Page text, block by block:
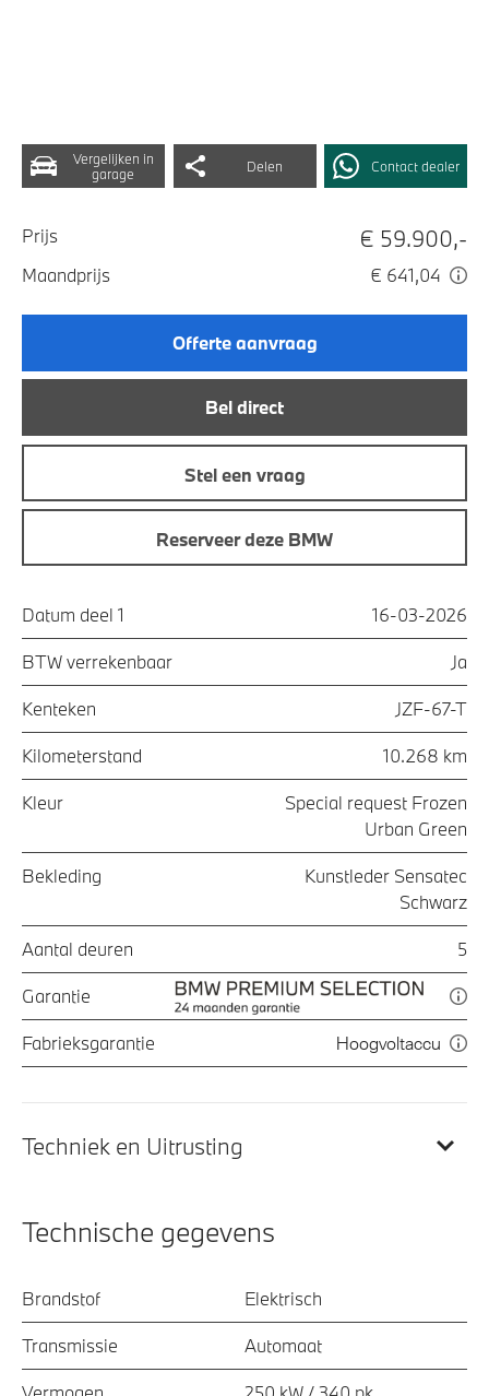
Vergelijken in
garage
Delen Contact dealer
Prijs € 59.900,-
Maandprijs € 641,04
Offerte aanvraag
Bel direct
Stel een vraag
Reserveer deze BMW
Datum deel 1 16-03-2026
BTW verrekenbaar Ja
Kenteken JZF-67-T
Kilometerstand 10.268 km
Kleur
Special request Frozen
Urban Green
Bekleding
Kunstleder Sensatec
Schwarz
Aantal deuren 5
Garantie
Fabrieksgarantie Hoogvoltaccu
Techniek en Uitrusting
Technische gegevens
Brandstof Elektrisch
Transmissie Automaat